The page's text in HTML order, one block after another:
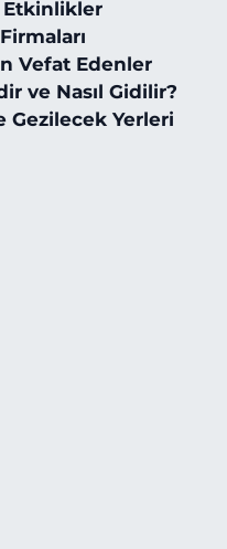
Etkinlikler
Vefat Edenler
ve Nasıl Gidilir?
Gezilecek Yerleri